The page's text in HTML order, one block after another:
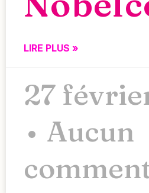
LIRE PLUS »
27
Aucun